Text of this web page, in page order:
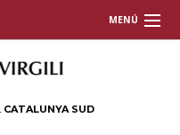
MENÚ
CATALUNYA SUD